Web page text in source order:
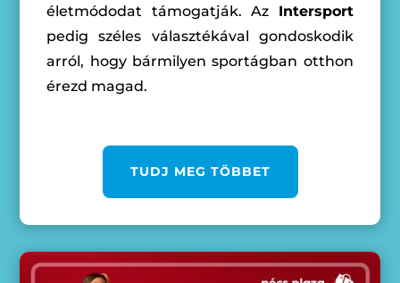
életmódodat támogatják. Az Intersport
pedig széles választékával gondoskodik
arról, hogy bármilyen sportágban otthon
érezd magad.
TUDJ MEG TÖBBET